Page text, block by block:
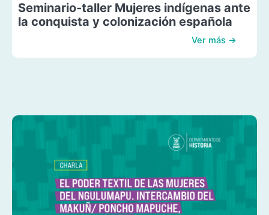
Seminario-taller Mujeres indígenas ante
la conquista y colonización española
Ver más →